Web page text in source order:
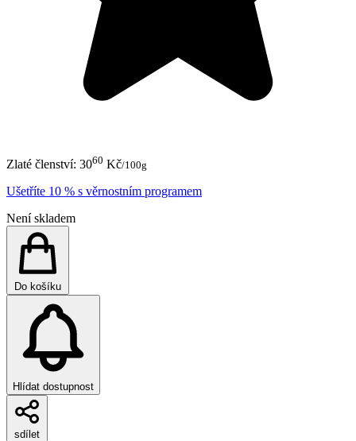
Zlaté členství: 3060 Kč/100g
Ušetříte 10 % s věrnostním programem
Není skladem
Do košíku
Hlídat dostupnost
sdílet